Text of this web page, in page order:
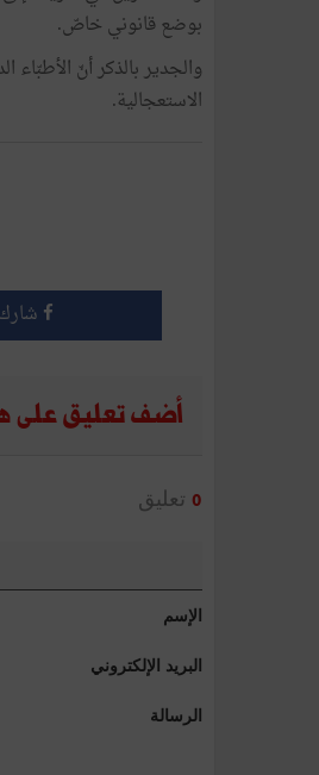
بوضع قانوني خاصّ.
والجدير بالذكر أنّ
الاستعجالية.
شارك
أضف تعليق على
0 تعليق
الإسم
البريد الإلكتروني
الرسالة